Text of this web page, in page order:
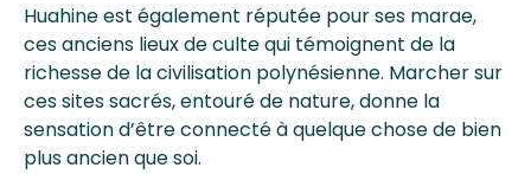
Huahine est également réputée pour ses marae,
ces anciens lieux de culte qui témoignent de la
richesse de la civilisation polynésienne. Marcher sur
ces sites sacrés, entouré de nature, donne la
sensation d’être connecté à quelque chose de bien
plus ancien que soi.